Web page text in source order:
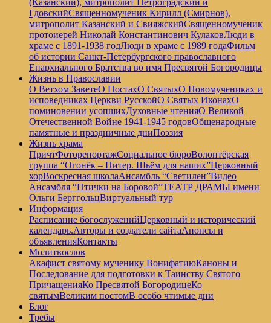
(Казанский), митрополит Петроградский и
ГдовскийСвященномученик Кирилл (Смирнов),
митрополит Казанский и СвияжскийСвященномученик
протоиерей Николай Константинович КулаковЛюди в
храме с 1891-1938 годЛюди в храме с 1989 годаФильм
об истории Санкт-Петербургского православного
Епархиального Братства во имя Пресвятой Богородицы
Жизнь в Православии
О Ветхом ЗаветеО ПостахО СвятыхО Новомучениках и
исповедниках Церкви РусскойО Святых ИконахО
поминовении усопшихДуховные чтенияО Великой
Отечественной Войне 1941-1945 годовОбщенародные
памятные и праздничные дниПоэзия
Жизнь храма
ПричтФоторепортажСоциальное бюроВолонтёрская
группа “Огонёк – Питер. Шьём для наших”Церковный
хорВоскресная школаАнсамбль “Светилен”Видео
Ансамбля “Птички на Боровой”ТЕАТР ДРАМЫ имени
Ольги БерггольцВиртуальный тур
Информация
Расписание богослуженийЦерковный и исторический
календарь.Авторы и создатели сайтаАнонсы и
объявленияКонтакты
Молитвослов
Акафист святому мученику ВонифатиюКаноны и
Последование для подготовки к Таинству Святого
ПричащенияКо Пресвятой БогородицеКо
святымВеликим постомВ особо чтимые дни
Блог
Требы